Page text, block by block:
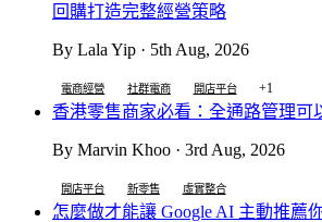
回購打造完整經營策略
By Lala Yip · 5th Aug, 2026
電商經營 社群電商 開店平台 +1
香港零售商家必看：全通路管理可
By Marvin Khoo · 3rd Aug, 2026
開店平台 新零售 虛實整合
怎麼做才能讓 Google AI 主動推薦